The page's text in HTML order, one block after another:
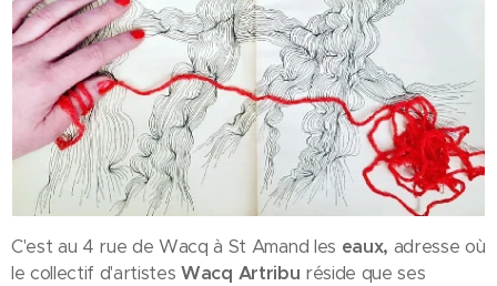
C'est au 4 rue de Wacq à St Amand les eaux, adresse où
le collectif d'artistesWacq Artribu réside que ses